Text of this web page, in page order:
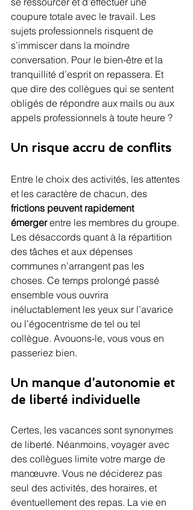
coupure totale avec le travail. Les
sujets professionnels risquent de
s’immiscer dans la moindre
conversation. Pour le bien-être et la
tranquillité d’esprit on repassera. Et
que dire des collègues qui se sentent
obligés de répondre aux mails ou aux
appels professionnels à toute heure ?
Un risque accru de conflits
Entre le choix des activités, les attentes
et les caractère de chacun, des
frictions peuvent rapidement
émerger entre les membres du groupe.
Les désaccords quant à la répartition
des tâches et aux dépenses
communes n’arrangent pas les
choses. Ce temps prolongé passé
ensemble vous ouvrira
inéluctablement les yeux sur l’avarice
ou l’égocentrisme de tel ou tel
collègue. Avouons-le, vous vous en
passeriez bien.
Un manque d’autonomie et
de liberté individuelle
Certes, les vacances sont synonymes
de liberté. Néanmoins, voyager avec
des collègues limite votre marge de
manœuvre. Vous ne déciderez pas
seul des activités, des horaires, et
éventuellement des repas. La vie en